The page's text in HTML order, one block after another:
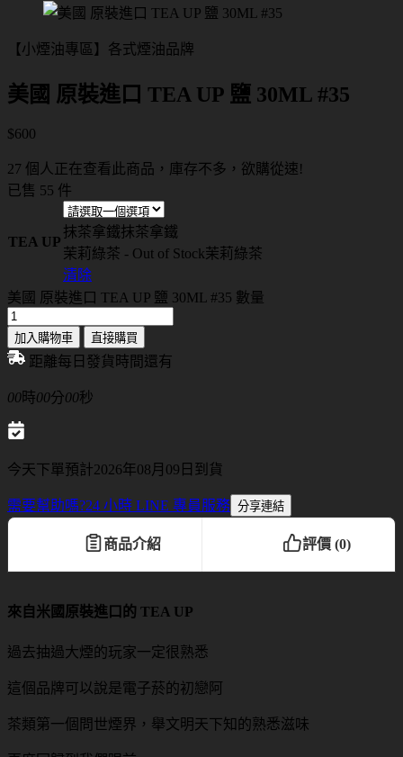
【小煙油專區】各式煙油品牌
美國 原裝進口 TEA UP 鹽 30ML #35
$600
27 個人正在查看此商品，庫存不多，欲購從速!
已售 55 件
TEA UP
抹茶拿鐵抹茶拿鐵
茉莉綠茶 - Out of Stock茉莉綠茶
清除
美國 原裝進口 TEA UP 鹽 30ML #35 數量
加入購物車 直接購買
距離每日發貨時間還有
00時00分00秒
今天下單預計2026年08月09日到貨
需要幫助嗎?24 小時 LINE 專員服務 分享連結
商品介紹 評價 (0)
來自米國原裝進口的 TEA UP
過去抽過大煙的玩家一定很熟悉
這個品牌可以說是電子菸的初戀阿
茶類第一個問世煙界，舉文明天下知的熟悉滋味